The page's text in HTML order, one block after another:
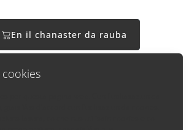
En il chanaster da rauba